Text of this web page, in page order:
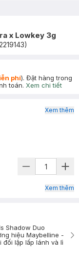
x Lowkey 3g
)
phí). Đặt hàng trong
toán. Xem chi tiết
Xem thêm
Xem thêm
Shadow Duo
hiệu Maybelline -
đối lập lấp lánh và lì